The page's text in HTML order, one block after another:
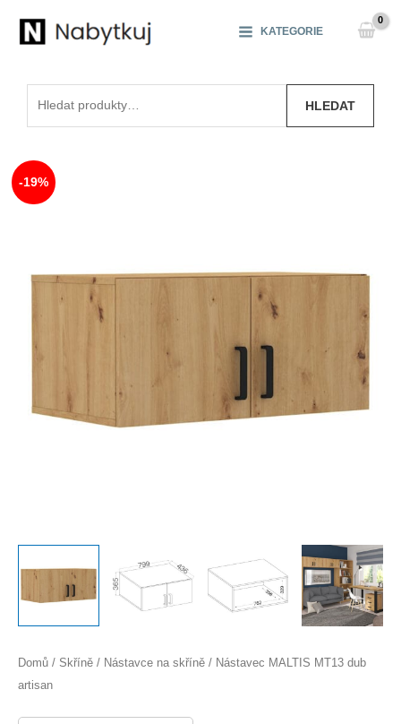
KATEGORIE
HLEDAT
-19%
Domů / Skříně / Nástavce na skříně / Nástavec MALTIS MT13 dub
artisan